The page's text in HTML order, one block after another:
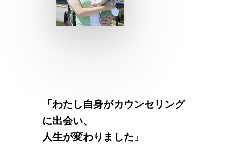
「わたし自身がカウンセリング
に出会い、
人生が変わりました」